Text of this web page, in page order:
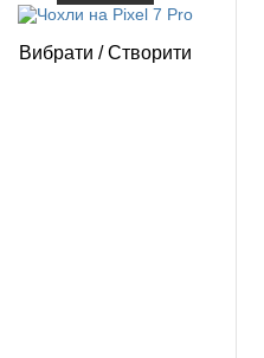
Вибрати /Створити